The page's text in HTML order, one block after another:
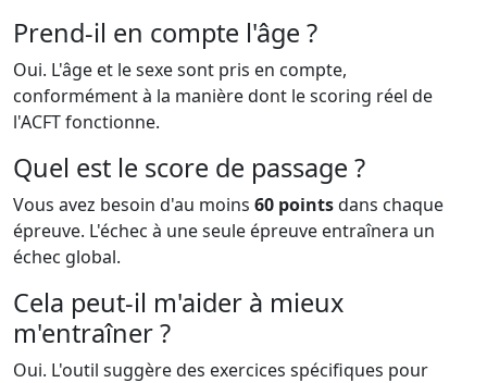
Prend-il en compte l'âge ?
Oui. L'âge et le sexe sont pris en compte,
conformément à la manière dont le scoring réel de
l'ACFT fonctionne.
Quel est le score de passage ?
Vous avez besoin d'au moins 60 pointsdans chaque
épreuve. L'échec à une seule épreuve entraînera un
échec global.
Cela peut-il m'aider à mieux
m'entraîner ?
Oui. L'outil suggère des exercices spécifiques pour